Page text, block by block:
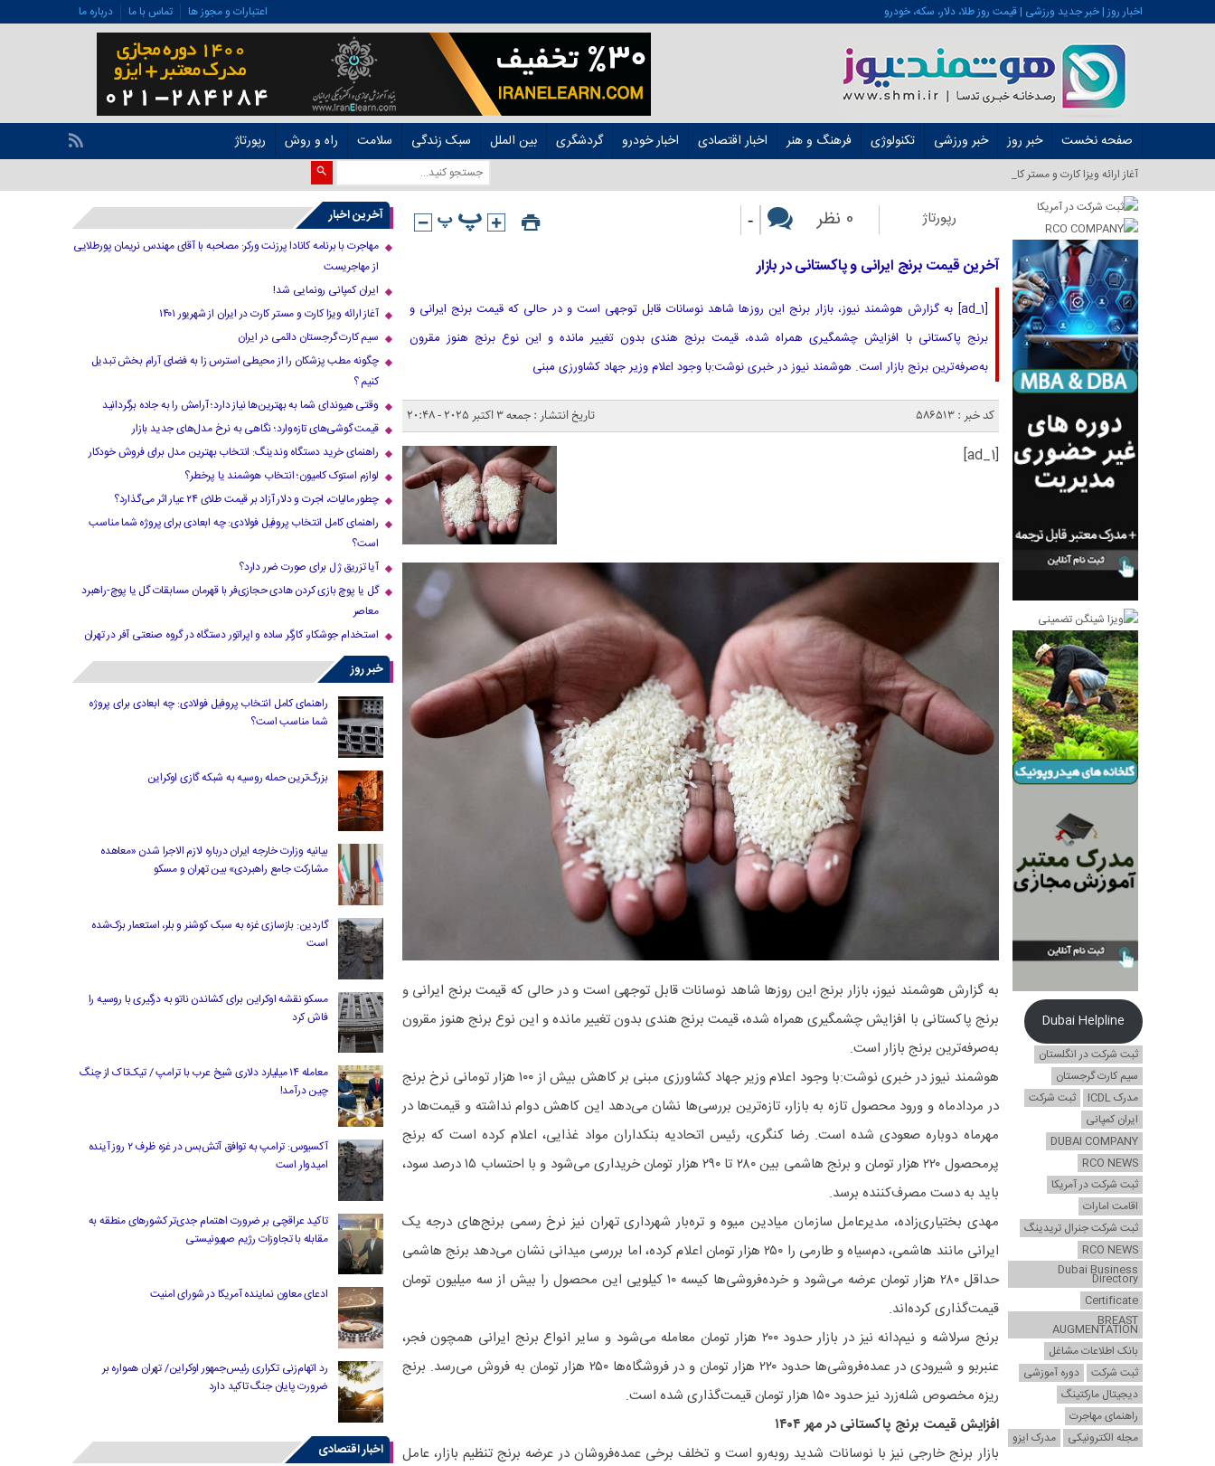
اخبار روز | خبر جدید ورزشی | قیمت روز طلا، دلار، سکه، خودرو اعتبارات و مجوز ها تماس با ما درباره ما
صفحه نخست خبر روز خبر ورزشی تکنولوژی فرهنگ و هنر اخبار اقتصادی اخبار خودرو گردشگری بین الملل سبک زندگی سلامت راه و روش رپورتاژ
آغاز ارائه ویزا کارت و مستر کارت در ایران از شه_
رپورتاژ 0 نظر -
آخرین قیمت برنج ایرانی و پاکستانی در بازار
[ad_1] به گزارش هوشمند نیوز، بازار برنج این روزها شاهد نوسانات قابل توجهی است و در حالی که قیمت برنج ایرانی و
برنج پاکستانی با افزایش چشمگیری همراه شده، قیمت برنج هندی بدون تغییر مانده و این نوع برنج هنوز مقرون‌
به‌صرفه‌ترین برنج بازار است. هوشمند نیوز در خبری نوشت:با وجود اعلام وزیر جهاد کشاورزی مبنی
کد خبر : 586513 تاریخ انتشار : جمعه 3 اکتبر 2025 - 20:48
[ad_1]
به گزارش هوشمند نیوز، بازار برنج این روزها شاهد نوسانات قابل توجهی است و در حالی که قیمت برنج ایرانی و
برنج پاکستانی با افزایش چشمگیری همراه شده، قیمت برنج هندی بدون تغییر مانده و این نوع برنج هنوز مقرون‌
به‌صرفه‌ترین برنج بازار است.
هوشمند نیوز در خبری نوشت:با وجود اعلام وزیر جهاد کشاورزی مبنی بر کاهش بیش از ۱۰۰ هزار تومانی نرخ برنج
در مردادماه و ورود محصول تازه به بازار، تازه‌ترین بررسی‌ها نشان می‌دهد این کاهش دوام نداشته و قیمت‌ها در
مهرماه دوباره صعودی شده است. رضا کنگری، رئیس اتحادیه بنکداران مواد غذایی، اعلام کرده است که برنج
پرمحصول ۲۲۰ هزار تومان و برنج هاشمی بین ۲۸۰ تا ۲۹۰ هزار تومان خریداری می‌شود و با احتساب ۱۵ درصد سود،
باید به دست مصرف‌کننده برسد.
مهدی بختیاری‌زاده، مدیرعامل سازمان میادین میوه و تره‌بار شهرداری تهران نیز نرخ رسمی برنج‌های درجه یک
ایرانی مانند هاشمی، دم‌سیاه و طارمی را ۲۵۰ هزار تومان اعلام کرده، اما بررسی میدانی نشان می‌دهد برنج هاشمی
حداقل ۲۸۰ هزار تومان عرضه می‌شود و خرده‌فروشی‌ها کیسه ۱۰ کیلویی این محصول را بیش از سه میلیون تومان
قیمت‌گذاری کرده‌اند.
برنج سرلاشه و نیم‌دانه نیز در بازار حدود ۲۰۰ هزار تومان معامله می‌شود و سایر انواع برنج ایرانی همچون فجر،
عنبربو و شیرودی در عمده‌فروشی‌ها حدود ۲۲۰ هزار تومان و در فروشگاه‌ها ۲۵۰ هزار تومان به فروش می‌رسد. برنج
ریزه مخصوص شله‌زرد نیز حدود ۱۵۰ هزار تومان قیمت‌گذاری شده است.
افزایش قیمت برنج پاکستانی در مهر ۱۴۰۴
بازار برنج خارجی نیز با نوسانات شدید روبه‌رو است و تخلف برخی عمده‌فروشان در عرضه برنج تنظیم بازار، عامل
Dubai Helpline
ثبت شرکت در انگلستان
سیم کارت گرجستان
مدرک ICDL
ثبت شرکت
ایران کمپانی
DUBAI COMPANY
RCO NEWS
ثبت شرکت در آمریکا
اقامت امارات
ثبت شرکت جنرال تریدینگ
RCO NEWS
Dubai Business
Directory
Certificate
BREAST
AUGMENTATION
بانک اطلاعات مشاغل
ثبت شرکت
دوره آموزشی
دیجیتال مارکتینگ
راهنمای مهاجرت
مجله الکترونیکی
مدرک ایزو
آخرین اخبار
مهاجرت با برنامه کانادا پرزنت ورکر: مصاحبه با آقای مهندس نریمان پورطلایی
از مهاجریست
ایران کمپانی رونمایی شد!
آغاز ارائه ویزا کارت و مستر کارت در ایران از شهریور ۱۴۰۱
سیم کارت گرجستان دائمی در ایران
چگونه مطب پزشکان را از محیطی استرس زا به فضای آرام بخش تبدیل
کنیم ؟
وقتی هیوندای شما به بهترین‌ها نیاز دارد؛ آرامش را به جاده برگردانید
قیمت گوشی‌های تازه‌وارد؛ نگاهی به نرخ مدل‌های جدید بازار
راهنمای خرید دستگاه وندینگ: انتخاب بهترین مدل برای فروش خودکار
لوازم استوک کامیون؛ انتخاب هوشمند یا پرخطر؟
چطور مالیات، اجرت و دلار آزاد بر قیمت طلای ۲۴ عیار اثر می‌گذارد؟
راهنمای کامل انتخاب پروفیل فولادی: چه ابعادی برای پروژه شما مناسب
است؟
آیا تزریق ژل برای صورت ضرر دارد​؟
گل یا پوچ بازی کردن هادی حجازی‌فر با قهرمان مسابقات گل یا پوچ-راهبرد
معاصر
استخدام جوشکار، کارگر ساده و اپراتور دستگاه در گروه صنعتی آفر در تهران
خبر روز
راهنمای کامل انتخاب پروفیل فولادی: چه ابعادی برای پروژه
شما مناسب است؟
بزرگ‌ترین حمله روسیه به شبکه گازی اوکراین
بیانیه وزارت خارجه ایران درباره لازم‌ الاجرا شدن «معاهده
مشارکت جامع راهبردی» بین تهران و مسکو
گاردین: بازسازی غزه به سبک کوشنر و بلر، استعمار بزک‌شده
است
مسکو نقشه اوکراین برای کشاندن ناتو به درگیری با روسیه را
فاش کرد
معامله ۱۴ میلیارد دلاری شیخ عرب با ترامپ / تیک‌تاک از چنگ
چین درآمد!
آکسیوس: ترامپ به توافق آتش‌بس در غزه ظرف ۲ روز آینده
امیدوار است
تاکید عراقچی بر ضرورت اهتمام جدی‌تر کشورهای منطقه به
مقابله با تجاوزات رژیم صهیونیستی
ادعای معاون نماینده آمریکا در شورای امنیت
رد اتهام‌زنی تکراری رئیس‌جمهور اوکراین/ تهران همواره بر
ضرورت پایان جنگ تاکید دارد
اخبار اقتصادی